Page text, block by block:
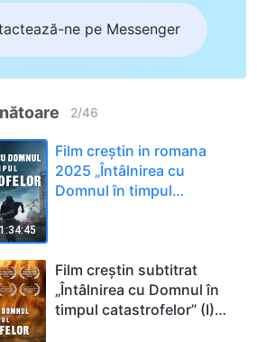
ne pe Messenger
2/46
1:34:45
Film creștin in romana
2025 „Întâlnirea cu
Domnul în timpul
Dumnezeu?
Film creștin subtitrat
„Întâlnirea cu Domnul în
timpul catastrofelor” (I)